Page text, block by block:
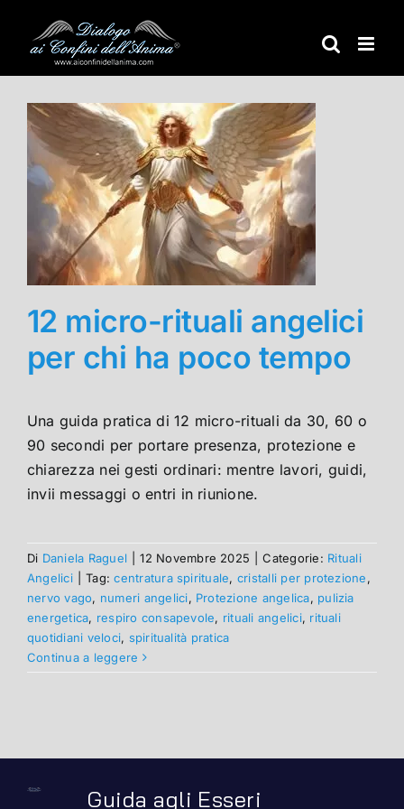
contenuto
12 micro-rituali angelici
per chi ha poco tempo
Una guida pratica di 12 micro-rituali da 30, 60 o
90 secondi per portare presenza, protezione e
chiarezza nei gesti ordinari: mentre lavori, guidi,
invii messaggi o entri in riunione.
Di Daniela Raguel 12 Novembre 2025 Categorie: Rituali
Angelici
Tag:centratura spirituale, cristalli per protezione,
nervo vago, numeri angelici, Protezione angelica, pulizia
energetica, respiro consapevole, rituali angelici, rituali
quotidiani veloci, spiritualità pratica
Continua a leggere
Guida agli Esseri